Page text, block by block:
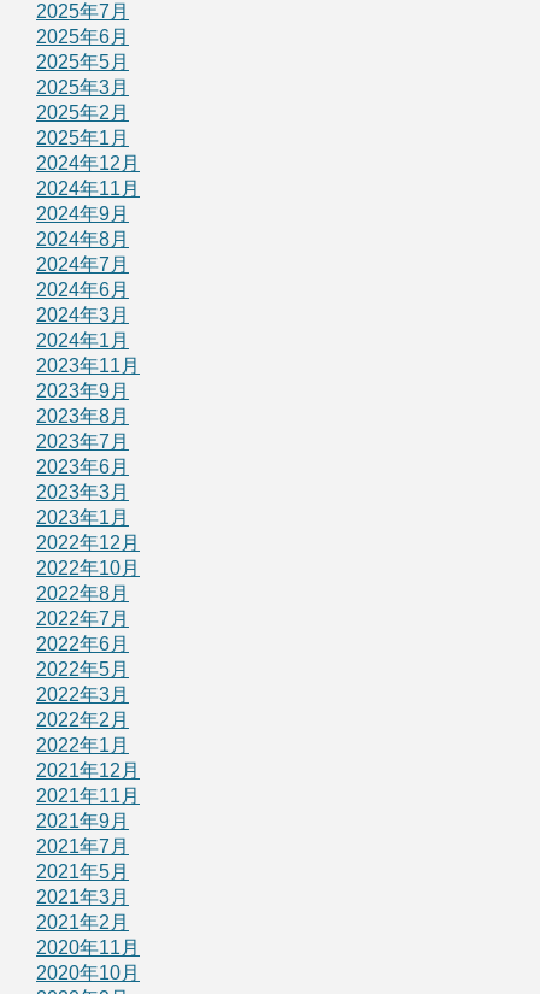
2025年7月
2025年6月
2025年5月
2025年3月
2025年2月
2025年1月
2024年12月
2024年11月
2024年9月
2024年8月
2024年7月
2024年6月
2024年3月
2024年1月
2023年11月
2023年9月
2023年8月
2023年7月
2023年6月
2023年3月
2023年1月
2022年12月
2022年10月
2022年8月
2022年7月
2022年6月
2022年5月
2022年3月
2022年2月
2022年1月
2021年12月
2021年11月
2021年9月
2021年7月
2021年5月
2021年3月
2021年2月
2020年11月
2020年10月